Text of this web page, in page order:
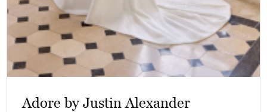
Adore by Justin Alexander